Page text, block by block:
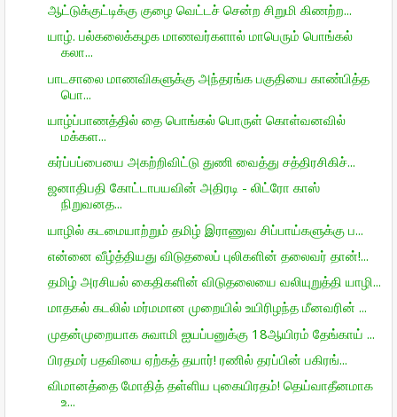
ஆட்டுக்குட்டிக்கு குழை வெட்டச் சென்ற சிறுமி கிணற்ற...
யாழ். பல்கலைக்கழக மாணவர்களால் மாபெரும் பொங்கல்
கலா...
பாடசாலை மாணவிகளுக்கு அந்தரங்க பகுதியை காண்பித்த
பொ...
யாழ்ப்பாணத்தில் தை பொங்கல் பொருள் கொள்வனவில்
மக்கள...
கர்ப்பப்பையை அகற்றிவிட்டு துணி வைத்து சத்திரசிகிச்...
ஜனாதிபதி கோட்டாபயவின் அதிரடி - லிட்ரோ காஸ்
நிறுவனத...
யாழில் கடமையாற்றும் தமிழ் இராணுவ சிப்பாய்களுக்கு ப...
என்னை வீழ்த்தியது விடுதலைப் புலிகளின் தலைவர் தான்!...
தமிழ் அரசியல் கைதிகளின் விடுதலையை வலியுறுத்தி யாழி...
மாதகல் கடலில் மர்மமான முறையில் உயிரிழந்த மீனவரின் ...
முதன்முறையாக சுவாமி ஐயப்பனுக்கு 18ஆயிரம் தேங்காய் ...
பிரதமர் பதவியை ஏற்கத் தயார்! ரணில் தரப்பின் பகிரங்...
விமானத்தை மோதித் தள்ளிய புகையிரதம்! தெய்வாதீனமாக
உ...